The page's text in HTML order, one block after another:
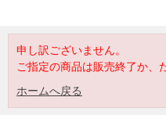
申し訳ございません。
ご指定の商品は販売終了か、
ホームへ戻る